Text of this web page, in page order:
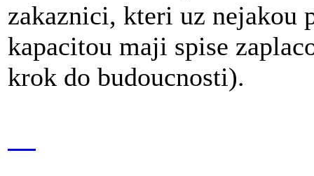
zakaznici, kteri uz nejakou
kapacitou maji spise
krok do budoucnosti).